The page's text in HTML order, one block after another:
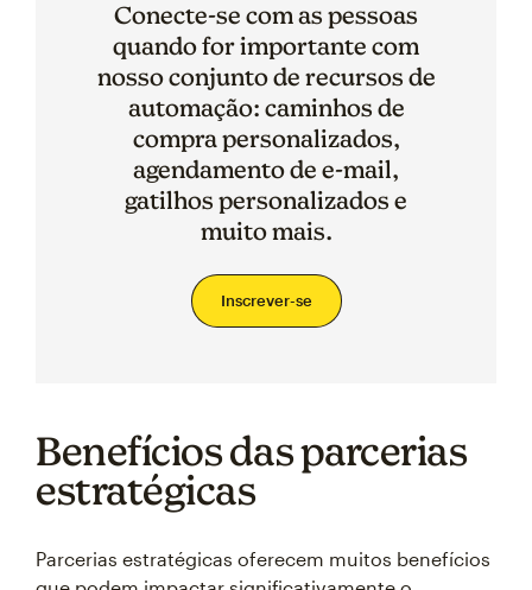
Conecte-se com as pessoas
quando for importante com
nosso conjunto de recursos de
automação: caminhos de
compra personalizados,
agendamento de e-mail,
gatilhos personalizados e
muito mais.
Inscrever-se
Benefícios das parcerias
estratégicas
Parcerias estratégicas oferecem muitos benefícios